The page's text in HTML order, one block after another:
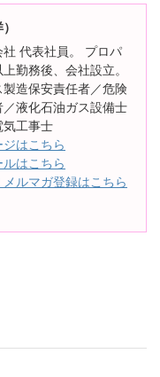
代表社員。 プロパ
勤務後、会社設立。
造保安責任者／危険
液化石油ガス設備士
気工事士
はこちら
はこちら
ルマガ登録はこちら